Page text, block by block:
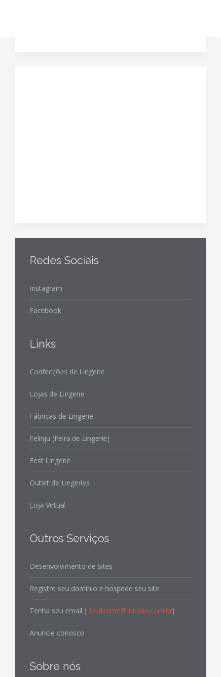
Redes Sociais
Instagram
Facebook
Links
Confecções de Lingerie
Lojas de Lingerie
Fábricas de Lingerie
Felinju (Feira de Lingerie)
Fest Lingerie
Outlet de Lingeries
Loja Virtual
Outros Serviços
Desenvolvimento de sites
Registre seu domínio e hospede seu site
Tenha seu email ( SeuNome@juruaia.com.br)
Anuncie conosco
Sobre nós